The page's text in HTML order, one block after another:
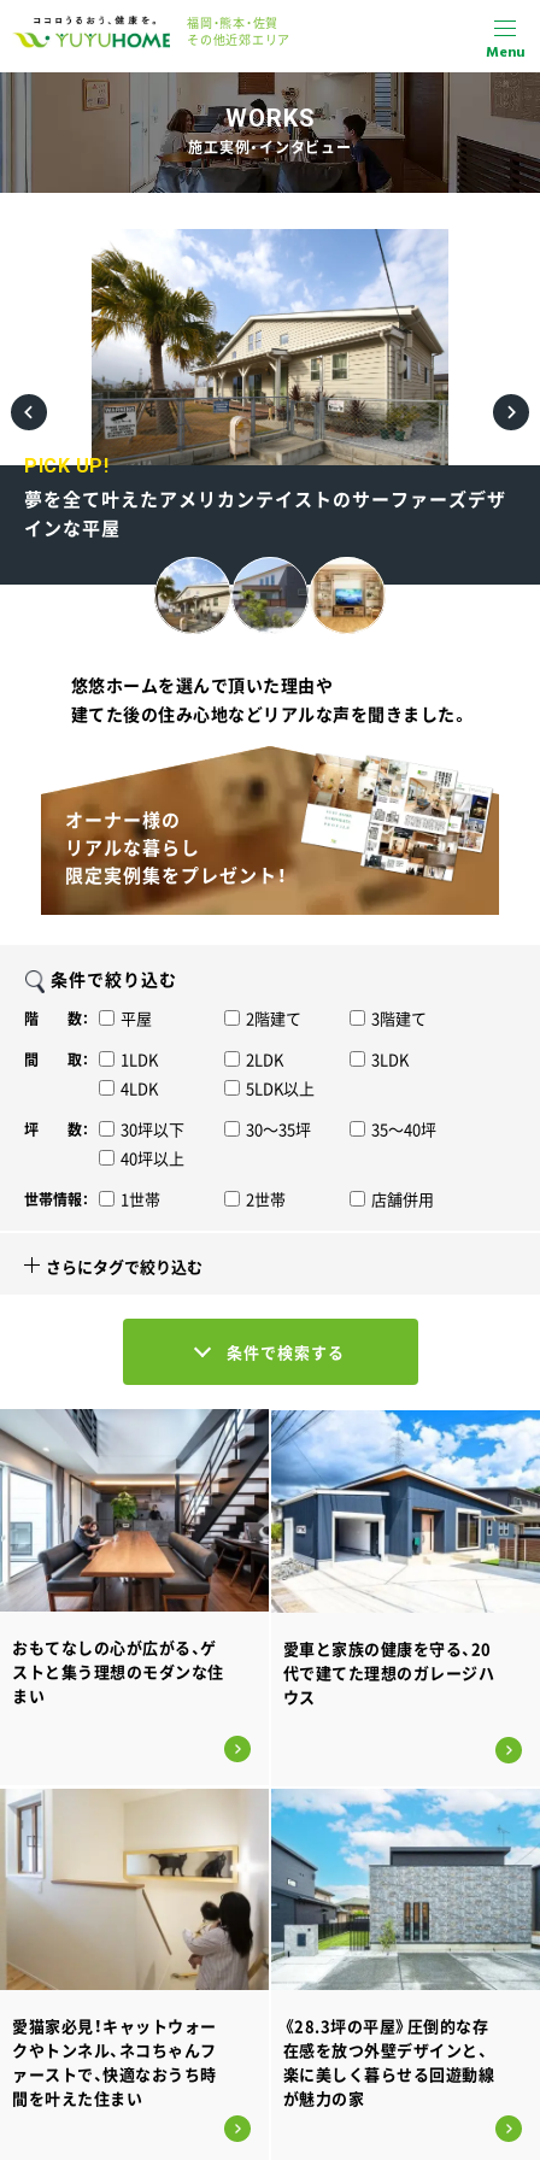
福岡・熊本・佐賀
その他近郊エリア
Menu
WORKS
施工実例・インタビュー
PICK UP!
夢を全て叶えたアメリカンテイストのサーファーズデザ
インな平屋
悠悠ホームを選んで頂いた理由や
建てた後の住み心地などリアルな声を聞きました。
オーナー様の
リアルな暮らし
限定実例集をプレゼント！
条件で絞り込む
階 数： 平屋 2階建て 3階建て
間 取： 1LDK 2LDK
3LDK
4LDK
5LDK以上
坪 数： 30坪以下 30～35坪
35～40坪
40坪以上
世帯情報： 1世帯 2世帯 店舗併用
さらにタグで絞り込む
条件で検索する
おもてなしの心が広がる、ゲ
ストと集う理想のモダンな住
まい
愛車と家族の健康を守る、20
代で建てた理想のガレージハ
ウス
愛猫家必見！キャットウォー
クやトンネル、ネコちゃんフ
ァーストで、快適なおうち時
間を叶えた住まい
《28.3坪の平屋》圧倒的な存
在感を放つ外壁デザインと、
楽に美しく暮らせる回遊動線
が魅力の家